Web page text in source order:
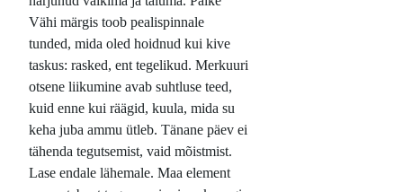
Vähi märgis toob pealispinnale
tunded, mida oled hoidnud kui kive
taskus: rasked, ent tegelikud. Merkuuri
otsene liikumine avab suhtluse teed,
kuid enne kui räägid, kuula, mida su
keha juba ammu ütleb. Tänane päev ei
tähenda tegutsemist, vaid mõistmist.
Lase endale lähemale. Maa element